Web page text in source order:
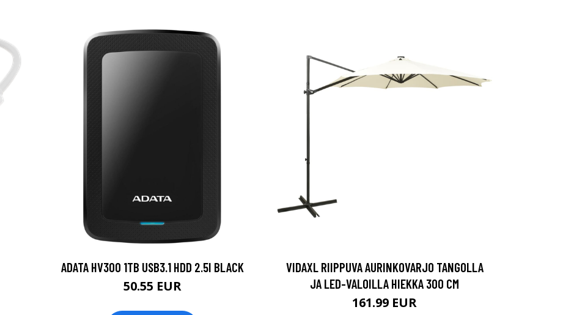
ADATA HV300 1TB USB3.1 HDD 2.5I BLACK
50.55 EUR
VIDAXL RIIPPUVA AURINKOVARJO TANGOLLA
JA LED-VALOILLA HIEKKA 300 CM
161.99 EUR